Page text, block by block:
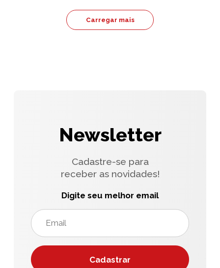
Carregar mais
Newsletter
Cadastre-se para
receber as novidades!
Digite seu melhor email